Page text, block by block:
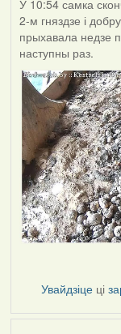
У 10:54 самка
2-м гняздзе і
прыхавала недзе
наступны раз.
Увайдзіце ці